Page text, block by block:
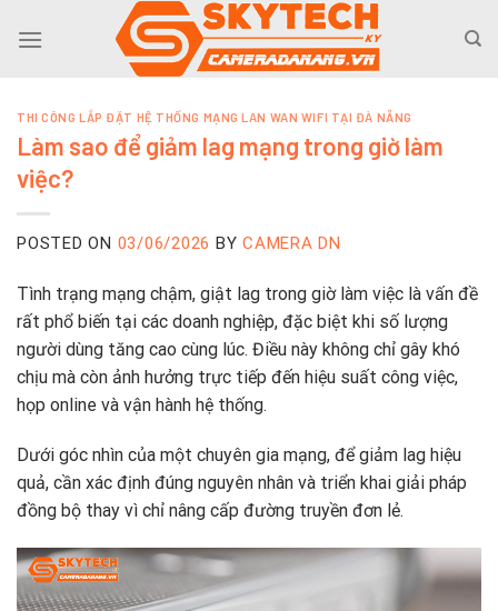
THI CÔNG LẮP ĐẶT HỆ THỐNG MẠNG LAN WAN WIFI TẠI ĐÀ NẴNG
Làm sao để giảm lag mạng trong giờ làm
việc?
POSTED ON 03/06/2026 BY CAMERA DN
Tình trạng mạng chậm, giật lag trong giờ làm việc là vấn đề
rất phổ biến tại các doanh nghiệp, đặc biệt khi số lượng
người dùng tăng cao cùng lúc. Điều này không chỉ gây khó
chịu mà còn ảnh hưởng trực tiếp đến hiệu suất công việc,
họp online và vận hành hệ thống.
Dưới góc nhìn của một chuyên gia mạng, để giảm lag hiệu
quả, cần xác định đúng nguyên nhân và triển khai giải pháp
đồng bộ thay vì chỉ nâng cấp đường truyền đơn lẻ.